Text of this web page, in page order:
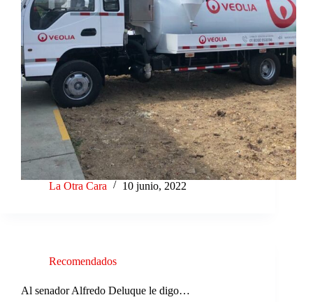
La Otra Cara 10 junio, 2022
Recomendados
Al senador Alfredo Deluque le digo…